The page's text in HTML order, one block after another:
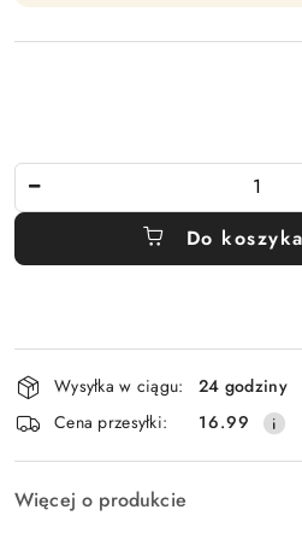
Do koszyka
Wyślij
Dostępność
i
dostawa
Wysyłka w ciągu:
24 godziny
Cena przesyłki:
16.99
Więcej o produkcie